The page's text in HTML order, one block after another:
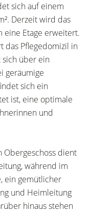
sich auf einem
Derzeit wird das
eine Etage erweitert.
das Pflegedomizil in
sich über ein
geräumige
sich ein
ist, eine optimale
und
Obergeschoss dient
während im
ein gemütlicher
und Heimleitung
hinaus stehen